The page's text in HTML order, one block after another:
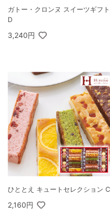
ガトー・クロンヌ スイーツギフト
D
3,240円
ひととえ キュートセレクション C
2,160円